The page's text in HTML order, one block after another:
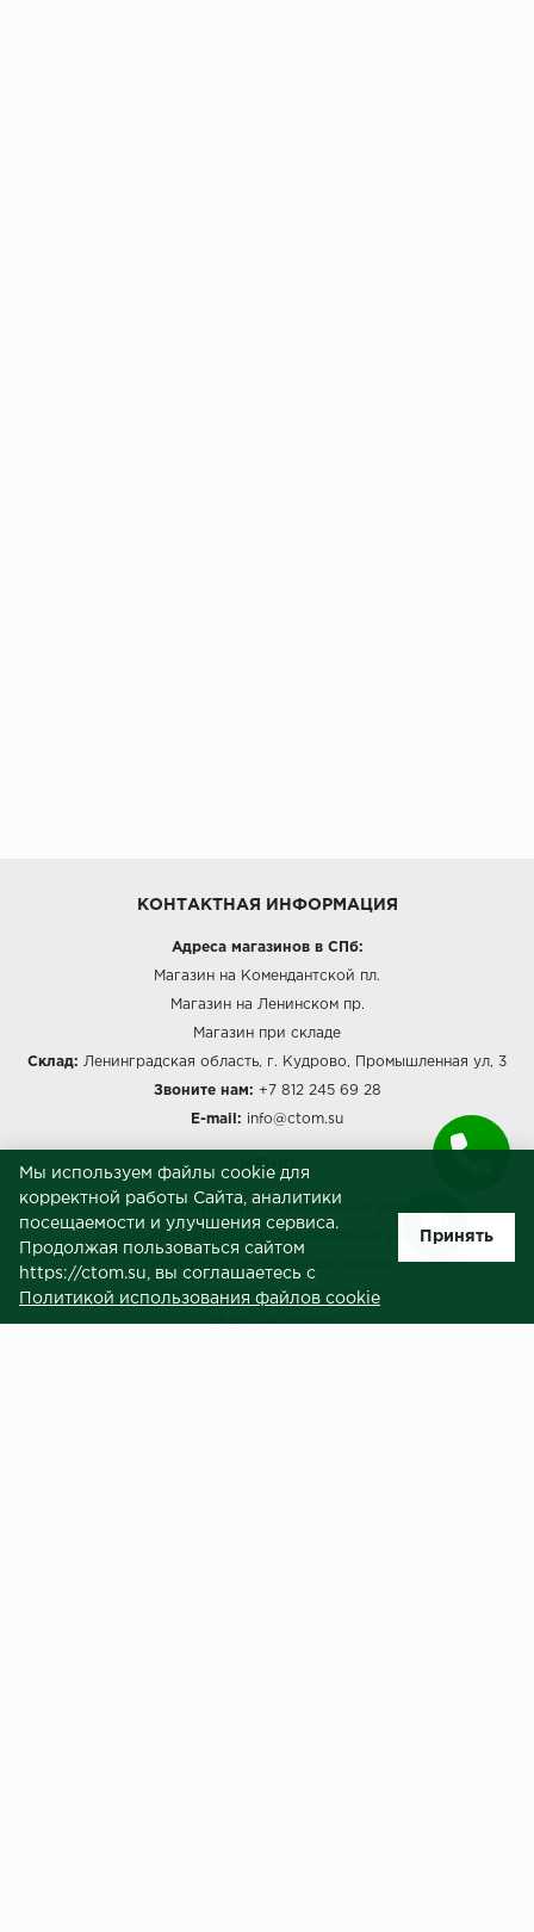
КОНТАКТНАЯ ИНФОРМАЦИЯ
Адреса магазинов в СПб:
Магазин на Комендантской пл.
Магазин на Ленинском пр.
Магазин при складе
Склад: Ленинградская область, г. Кудрово, Промышленная ул, 3
Звоните нам: +7 812 245 69 28
E-mail: info@ctom.su
МЕНЮ
Политика обработки персональных данных
Согласие на обработку персональных данных
Пользовательское соглашение
Публичная оферта
Мы используем файлы cookie для
корректной работы Сайта, аналитики
посещаемости и улучшения сервиса.
Продолжая пользоваться сайтом
https://ctom.su, вы соглашаетесь с
Политикой использования файлов cookie
Принять